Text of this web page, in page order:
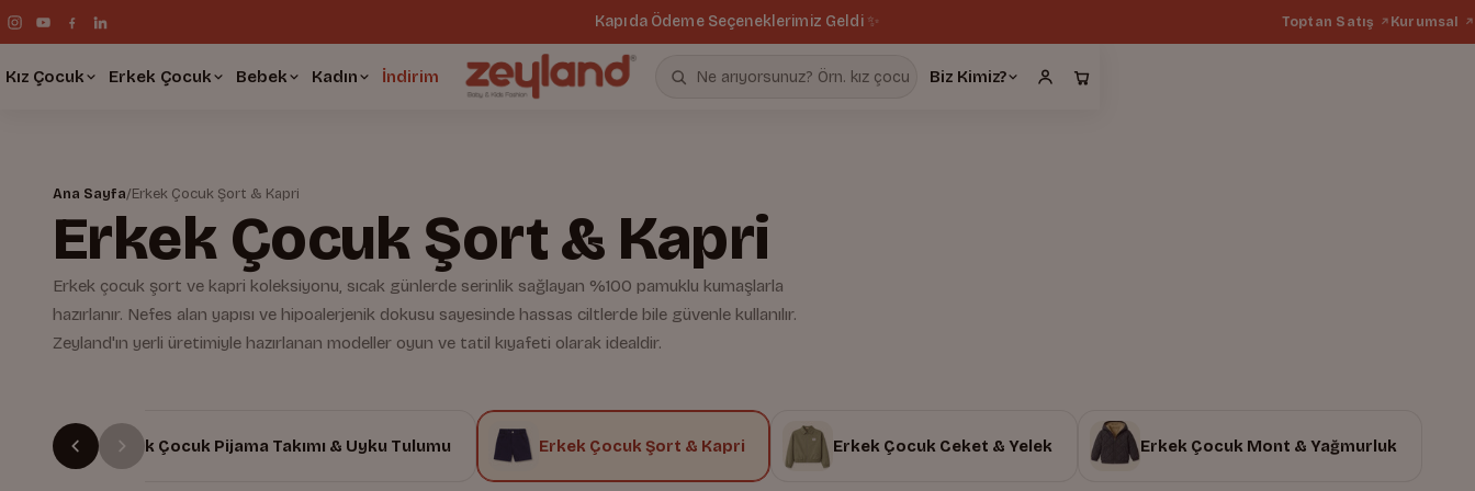
Kapıda Ödeme Seçeneklerimiz Geldi ✨ Toptan Satış Kurumsal
Kız Çocuk Erkek Çocuk Bebek Kadın İndirim Biz Kimiz?
Ana Sayfa/Erkek Çocuk Şort & Kapri
Erkek Çocuk Şort & Kapri
Erkek çocuk şort ve kapri koleksiyonu, sıcak günlerde serinlik sağlayan %100 pamuklu kumaşlarla
hazırlanır. Nefes alan yapısı ve hipoalerjenik dokusu sayesinde hassas ciltlerde bile güvenle kullanılır.
Zeyland'ın yerli üretimiyle hazırlanan modeller oyun ve tatil kıyafeti olarak idealdir.
Erkek Çocuk Pijama Takımı & Uyku Tulumu Erkek Çocuk Şort & Kapri Erkek Çocuk Ceket & Yelek Erkek Çocuk Mont & Yağmurluk